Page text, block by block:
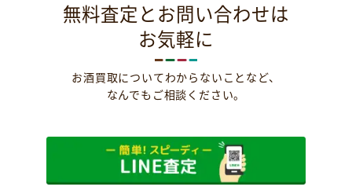
無料査定とお問い合わせは
お気軽に
お酒買取についてわからないことなど、
なんでもご相談ください。